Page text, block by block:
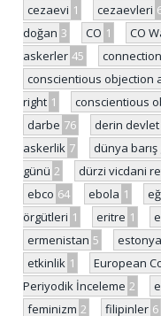
cezaevi 1 cezaevleri
doğan 3 CO 1 CO
askerler 45
conscientious objection
right 1 conscientious
darbe 76 derin devlet
askerlik 7 dünya barış
günü 2 dürzi vicdani
ebco 64 ebola 1
örgütleri 1 eritre 1
ermenistan 5 estonya
etkinlik 1 European
Periyodik İnceleme 2
feminizm 2 filipinler 6